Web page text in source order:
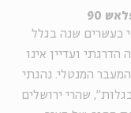
90
כעשרים שנה בגלל
ועדיין אינו
המנטלי. נהגתי
שהרי ירושלים